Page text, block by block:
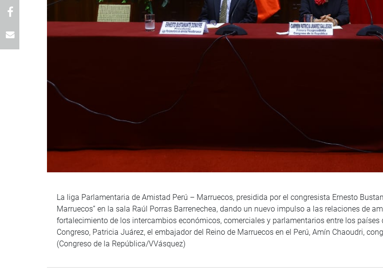
La liga Parlamentaria de Amistad Perú – Marruecos, presidida por el congresista Ernesto
Marruecos” en la sala Raúl Porras Barrenechea, dando un nuevo impulso a las relaciones de
fortalecimiento de los intercambios económicos, comerciales y parlamentarios entre los
Congreso, Patricia Juárez, el embajador del Reino de Marruecos en el Perú, Amín Chaoudri,
(Congreso de la República/VVásquez)